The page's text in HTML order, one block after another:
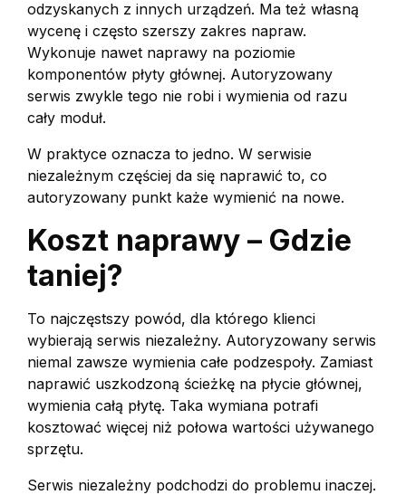
odzyskanych z innych urządzeń. Ma też własną
wycenę i często szerszy zakres napraw.
Wykonuje nawet naprawy na poziomie
komponentów płyty głównej. Autoryzowany
serwis zwykle tego nie robi i wymienia od razu
cały moduł.
W praktyce oznacza to jedno. W serwisie
niezależnym częściej da się naprawić to, co
autoryzowany punkt każe wymienić na nowe.
Koszt naprawy – Gdzie
taniej?
To najczęstszy powód, dla którego klienci
wybierają serwis niezależny. Autoryzowany serwis
niemal zawsze wymienia całe podzespoły. Zamiast
naprawić uszkodzoną ścieżkę na płycie głównej,
wymienia całą płytę. Taka wymiana potrafi
kosztować więcej niż połowa wartości używanego
sprzętu.
Serwis niezależny podchodzi do problemu inaczej.